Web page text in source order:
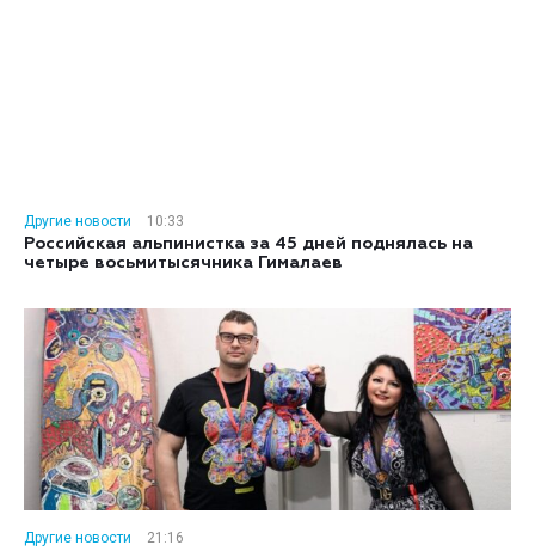
Другие новости
10:33
Российская альпинистка за 45 дней поднялась на
четыре восьмитысячника Гималаев
Другие новости
21:16